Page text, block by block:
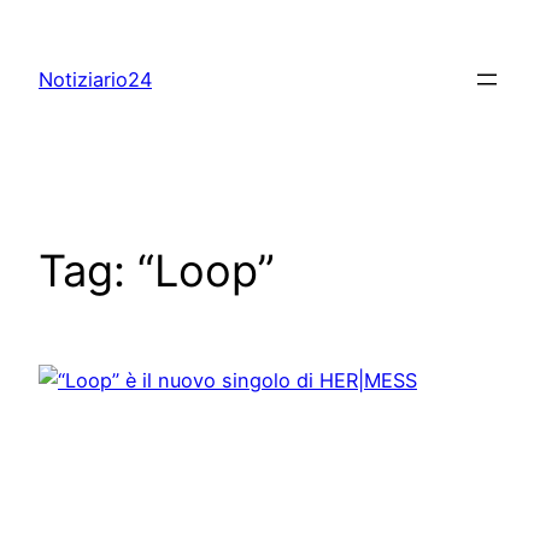
content
Notiziario24
Tag: “Loop”